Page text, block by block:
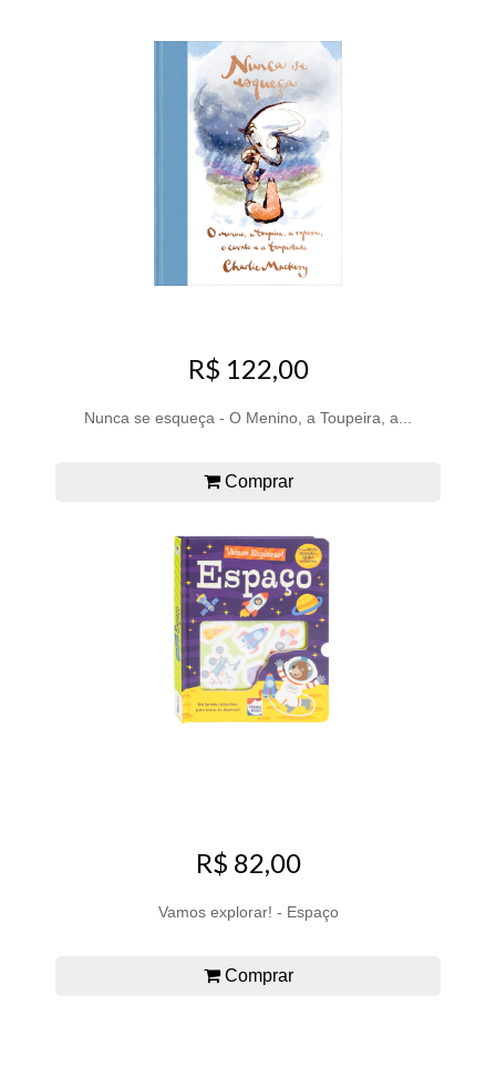
R$ 122,00
Nunca se esqueça - O Menino, a Toupeira, a...
Comprar
R$ 82,00
Vamos explorar! - Espaço
Comprar